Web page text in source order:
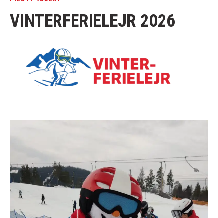
VINTERFERIELEJR 2026